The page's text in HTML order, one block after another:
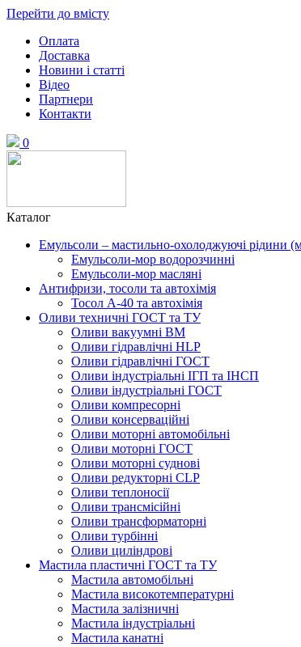
Перейти до вмісту
Оплата
Доставка
Новини і статті
Відео
Партнери
Контакти
0
Каталог
Емульсоли – мастильно-охолоджуючі рідини
Емульсоли-мор водорозчинні
Емульсоли-мор масляні
Антифризи, тосоли та автохімія
Тосол А-40 та автохімія
Оливи техничні ГОСТ та ТУ
Оливи вакуумні ВМ
Оливи гідравлічні HLP
Оливи гідравлічні ГОСТ
Оливи індустріальні ІГП та ІНСП
Оливи індустріальні ГОСТ
Оливи компресорні
Оливи консерваційні
Оливи моторні автомобільні
Оливи моторні ГОСТ
Оливи моторні суднові
Оливи редукторні CLP
Оливи теплоносії
Оливи трансмісійні
Оливи трансформаторні
Оливи турбінні
Оливи циліндрові
Мастила пластичні ГОСТ та ТУ
Мастила автомобільні
Мастила високотемпературні
Мастила залізничні
Мастила індустріальні
Мастила канатні